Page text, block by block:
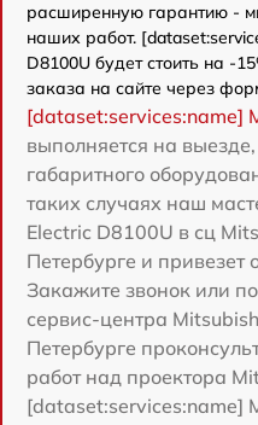
расширенную гарантию -
наших работ.
D8100U будет стоить на -
заказа на сайте через
[dataset:services:name]
выполняется на
габаритного
таких случаях наш
Electric D8100U в сц
Петербурге и привезет
Закажите звонок или
сервис-центра
Петербурге
работ над проектора
[dataset:services:name]